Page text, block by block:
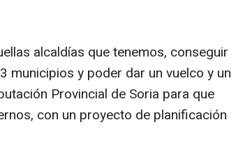
alcaldías que tenemos, conseguir
municipios y poder dar un vuelco y un
Provincial de Soria para que
con un proyecto de planificación